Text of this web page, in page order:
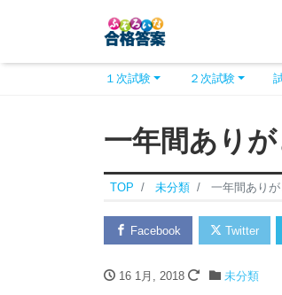
１次試験 ２次試験
一年間あり
TOP 未分類 一年間あり
Facebook Twitter
16 1月, 2018 未分類